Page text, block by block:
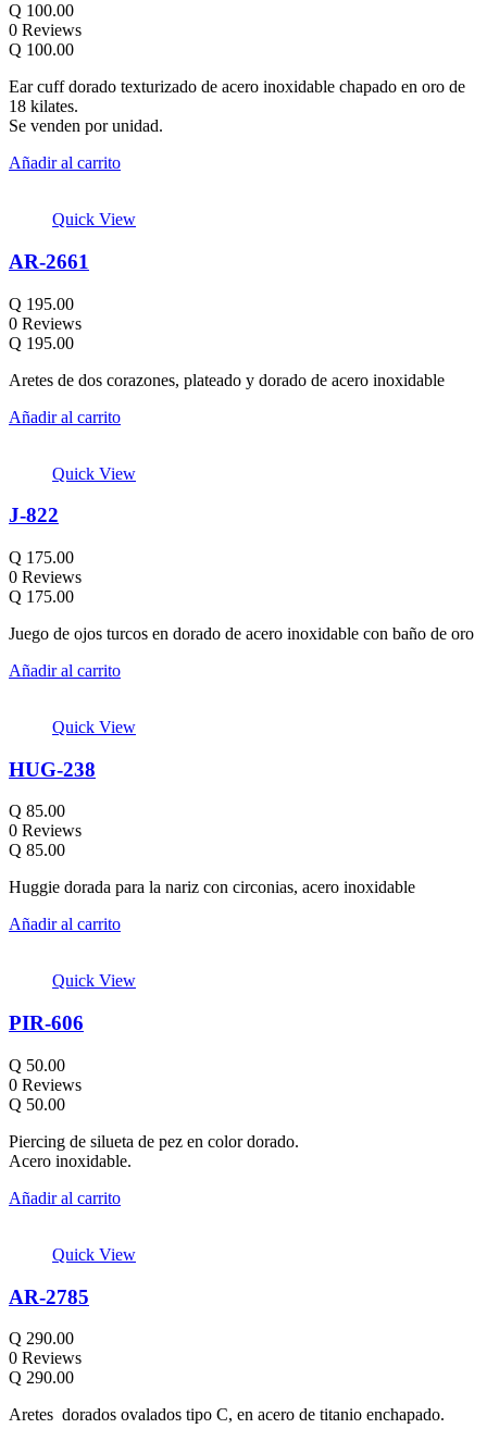
Q 100.00
0 Reviews
Q 100.00
Ear cuff dorado texturizado de acero inoxidable chapado en oro de
18 kilates.
Se venden por unidad.
Añadir al carrito
Quick View
AR-2661
Q 195.00
0 Reviews
Q 195.00
Aretes de dos corazones, plateado y dorado de acero inoxidable
Añadir al carrito
Quick View
J-822
Q 175.00
0 Reviews
Q 175.00
Juego de ojos turcos en dorado de acero inoxidable con baño de oro
Añadir al carrito
Quick View
HUG-238
Q 85.00
0 Reviews
Q 85.00
Huggie dorada para la nariz con circonias, acero inoxidable
Añadir al carrito
Quick View
PIR-606
Q 50.00
0 Reviews
Q 50.00
Piercing de silueta de pez en color dorado.
Acero inoxidable.
Añadir al carrito
Quick View
AR-2785
Q 290.00
0 Reviews
Q 290.00
Aretes dorados ovalados tipo C, en acero de titanio enchapado.